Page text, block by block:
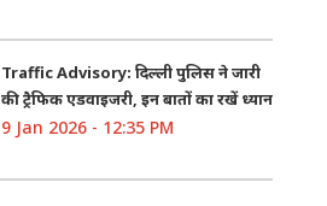
Traffic Advisory: दिल्ली पुलिस ने जारी
की ट्रैफिक एडवाइजरी, इन बातों का रखें ध्यान
9 Jan 2026 - 12:35 PM